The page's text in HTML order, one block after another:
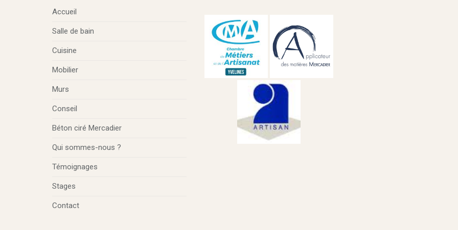
Accueil
Salle de bain
Cuisine
Mobilier
Murs
Conseil
Béton ciré Mercadier
Qui sommes-nous ?
Témoignages
Stages
Contact